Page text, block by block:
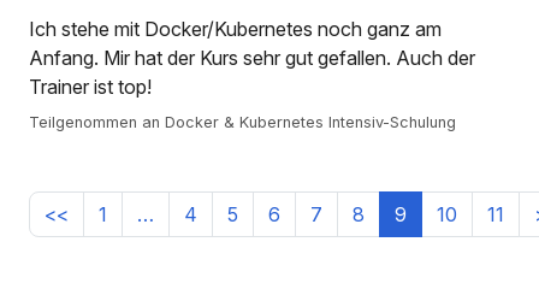
Ich stehe mit Docker/Kubernetes noch ganz am
Anfang. Mir hat der Kurs sehr gut gefallen. Auch der
Trainer ist top!
Teilgenommen an Docker & Kubernetes Intensiv-Schulung
<< 1 … 4 5 6 7 8 9 10 11